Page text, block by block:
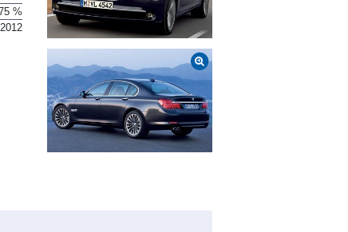
%
%